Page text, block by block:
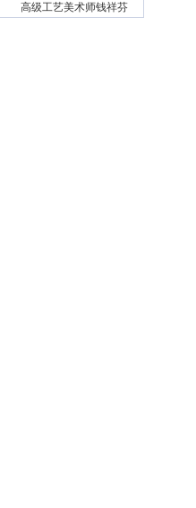
高级工艺美术师钱祥芬